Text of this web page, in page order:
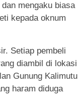
mengaku biasa
kepada oknum
Setiap pembeli
diambil di lokasi
Gunung Kalimutu
haram diduga